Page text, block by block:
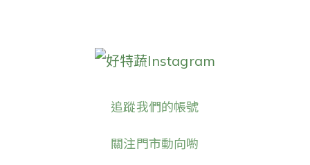
好特蔬Instagram
追蹤我們的帳號
關注門市動向喲